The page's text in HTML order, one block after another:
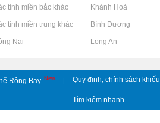
tỉnh miền bắc khácRao vặt tại Khánh Hoà
tỉnh miền trung khácRao vặt tại Bình Dương
Nai Rao vặt tại Long An
Rồng Bay New | Quy định, chính sách
Tìm kiếm nhanh